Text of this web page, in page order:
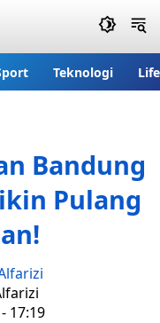
Teknologi
Bandung
Pulang
17:19